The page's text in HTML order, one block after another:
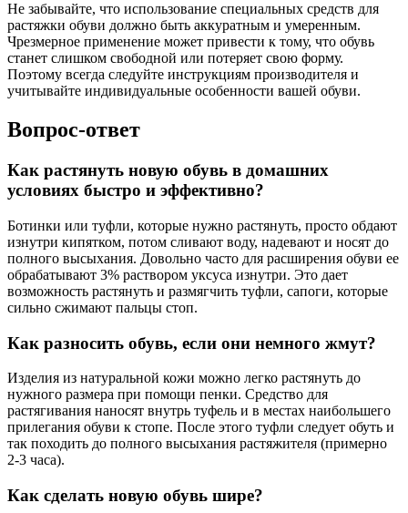
Не забывайте, что использование специальных средств для
растяжки обуви должно быть аккуратным и умеренным.
Чрезмерное применение может привести к тому, что обувь
станет слишком свободной или потеряет свою форму.
Поэтому всегда следуйте инструкциям производителя и
учитывайте индивидуальные особенности вашей обуви.
Вопрос-ответ
Как растянуть новую обувь в домашних
условиях быстро и эффективно?
Ботинки или туфли, которые нужно растянуть, просто обдают
изнутри кипятком, потом сливают воду, надевают и носят до
полного высыхания. Довольно часто для расширения обуви ее
обрабатывают 3% раствором уксуса изнутри. Это дает
возможность растянуть и размягчить туфли, сапоги, которые
сильно сжимают пальцы стоп.
Как разносить обувь, если они немного жмут?
Изделия из натуральной кожи можно легко растянуть до
нужного размера при помощи пенки. Средство для
растягивания наносят внутрь туфель и в местах наибольшего
прилегания обуви к стопе. После этого туфли следует обуть и
так походить до полного высыхания растяжителя (примерно
2-3 часа).
Как сделать новую обувь шире?